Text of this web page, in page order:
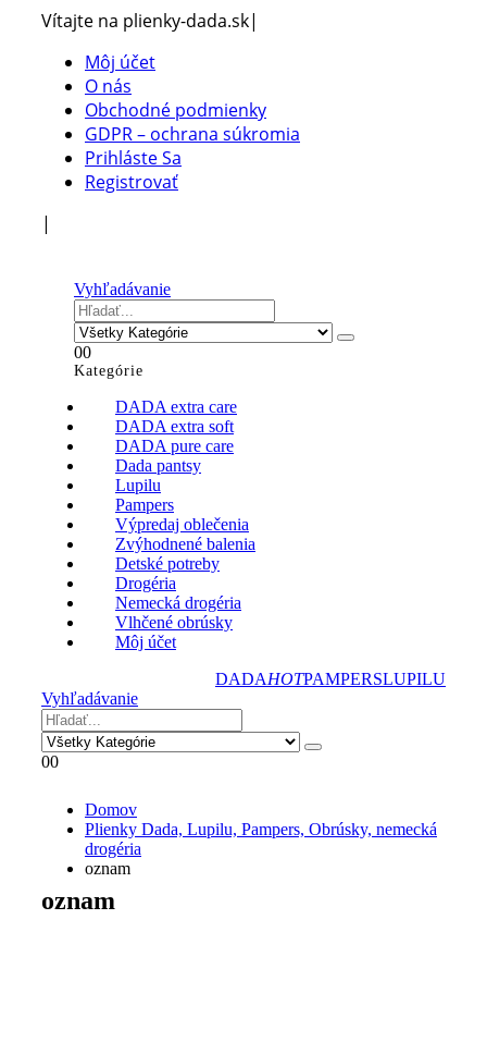
Vítajte na plienky-dada.sk|
Môj účet
O nás
Obchodné podmienky
GDPR – ochrana súkromia
Prihláste Sa
Registrovať
|
Vyhľadávanie
00
Kategórie
DADA extra care
DADA extra soft
DADA pure care
Dada pantsy
Lupilu
Pampers
Výpredaj oblečenia
Zvýhodnené balenia
Detské potreby
Drogéria
Nemecká drogéria
Vlhčené obrúsky
Môj účet
DADAHOTPAMPERSLUPILU
Vyhľadávanie
00
Domov
Plienky Dada, Lupilu, Pampers, Obrúsky, nemecká
drogéria
oznam
oznam